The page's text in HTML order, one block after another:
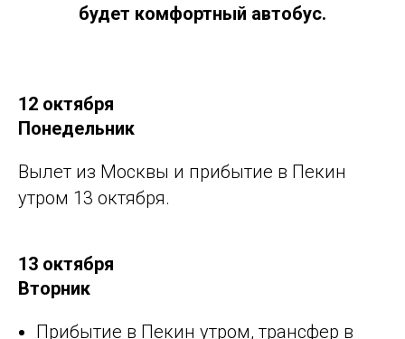
будет комфортный автобус.
12 октября
Понедельник
Вылет из Москвы и прибытие в Пекин
утром 13 октября.
13 октября
Вторник
Прибытие в Пекин утром, трансфер в